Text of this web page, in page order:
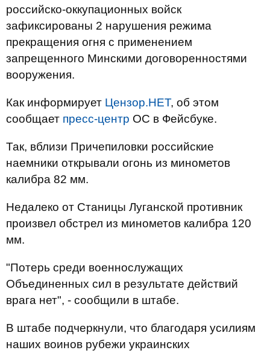
российско-оккупационных войск
зафиксированы 2 нарушения режима
прекращения огня с применением
запрещенного Минскими договоренностями
вооружения.
Как информирует Цензор.НЕТ, об этом
сообщает пресс-центр ОС в Фейсбуке.
Так, вблизи Причепиловки российские
наемники открывали огонь из минометов
калибра 82 мм.
Недалеко от Станицы Луганской противник
произвел обстрел из минометов калибра 120
мм.
"Потерь среди военнослужащих
Объединенных сил в результате действий
врага нет", - сообщили в штабе.
В штабе подчеркнули, что благодаря усилиям
наших воинов рубежи украинских